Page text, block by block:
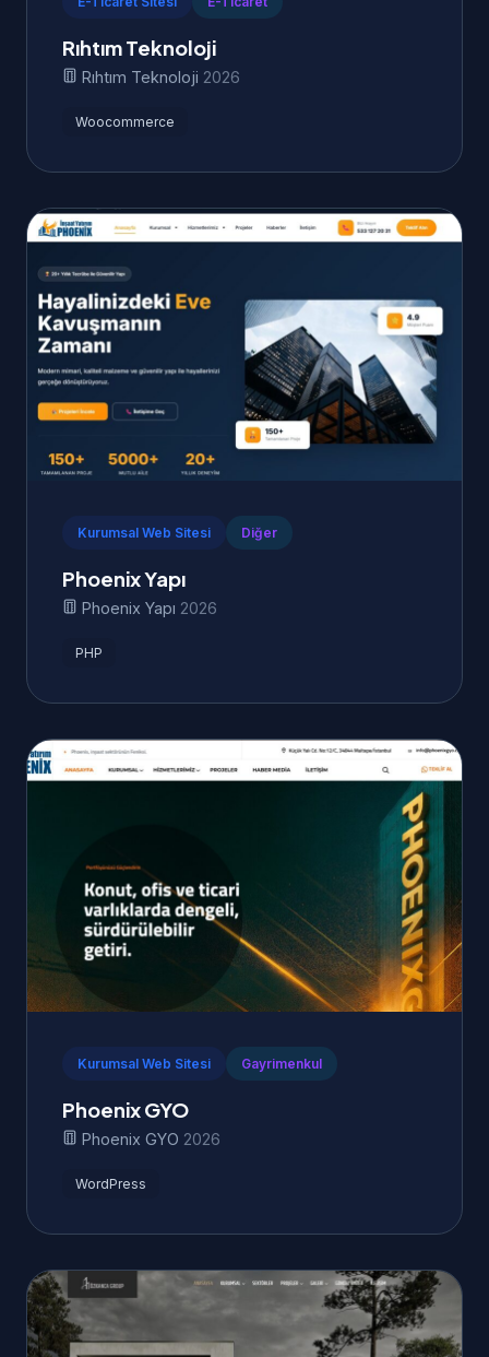
Rıhtım Teknoloji
Rıhtım Teknoloji 2026
Woocommerce
Kurumsal Web Sitesi Diğer
Phoenix Yapı
Phoenix Yapı 2026
PHP
Kurumsal Web Sitesi Gayrimenkul
Phoenix GYO
Phoenix GYO 2026
WordPress